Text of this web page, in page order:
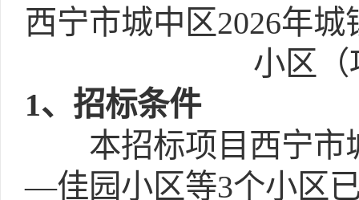
西宁市城中区2026年
小区（
1、招标条件
本招标项目西宁市
—佳园小区等3个小区